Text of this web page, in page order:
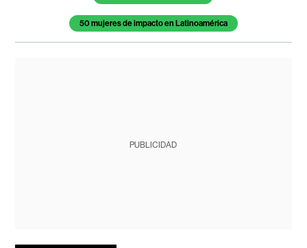
50 mujeres de impacto en Latinoamérica
PUBLICIDAD